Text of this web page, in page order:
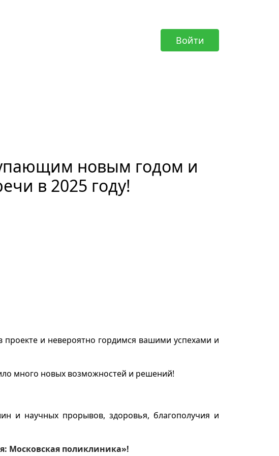
Войти
новым годом и
в 2025 году!
и невероятно гордимся вашими успехами и
много новых возможностей и решений!
и научных прорывов, здоровья, благополучия и
Московская поликлиника»!